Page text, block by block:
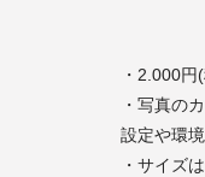
・2.000
・写真の
設定や環
・サイズ